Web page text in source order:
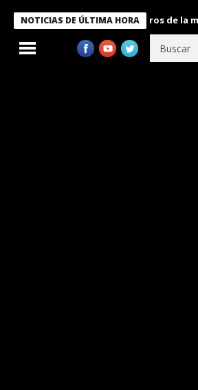
NOTICIAS DE ÚLTIMA HORA
condecora a miembros de la